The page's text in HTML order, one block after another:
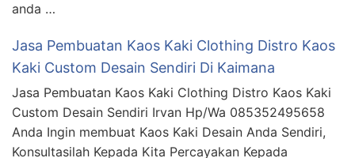
anda …
Jasa Pembuatan Kaos Kaki Clothing Distro Kaos
Kaki Custom Desain Sendiri Di Kaimana
Jasa Pembuatan Kaos Kaki Clothing Distro Kaos Kaki
Custom Desain Sendiri Irvan Hp/Wa 085352495658
Anda Ingin membuat Kaos Kaki Desain Anda Sendiri,
Konsultasilah Kepada Kita Percayakan Kepada